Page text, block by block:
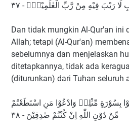
لَا رَيْبَ فِيْهِ مِنْ رَّبِّ الْعٰلَمِيْنَۗ - ٣٧
Dan tidak mungkin Al-Qur'an ini
Allah; tetapi (Al-Qur'an)
sebelumnya dan menjelaskan
ditetapkannya, tidak ada
(diturunkan) dari Tuhan seluruh
بِسُوْرَةٍ مِّثْلِهٖ وَادْعُوْا مَنِ اسْتَطَعْتُمْ
مِّنْ دُوْنِ اللّٰهِ اِنْ كُنْتُمْ صٰدِقِيْنَ - ٣٨